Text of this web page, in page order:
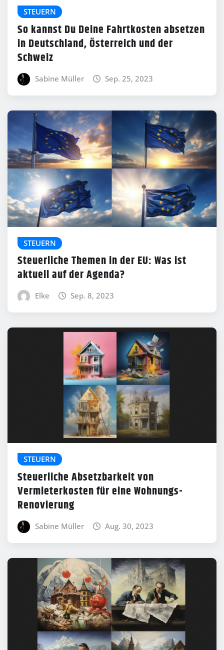
STEUERN
So kannst Du Deine Fahrtkosten absetzen
in Deutschland, Österreich und der
Schweiz
Sabine Müller Sep. 25, 2023
STEUERN
Steuerliche Themen in der EU: Was ist
aktuell auf der Agenda?
Elke Sep. 8, 2023
STEUERN
Steuerliche Absetzbarkeit von
Vermieterkosten für eine Wohnungs-
Renovierung
Sabine Müller Aug. 30, 2023